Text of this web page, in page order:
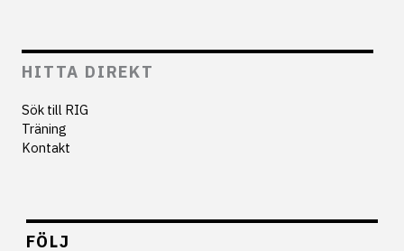
HITTA DIREKT
Sök till RIG
Träning
Kontakt
FÖLJ